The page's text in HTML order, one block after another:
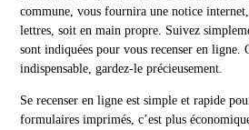
commune, vous fournira une notice
lettres, soit en main propre. Suivez
sont indiquées pour vous recenser en ligne.
indispensable, gardez-le précieusement.
Se recenser en ligne est simple et rapide
formulaires imprimés, c’est plus